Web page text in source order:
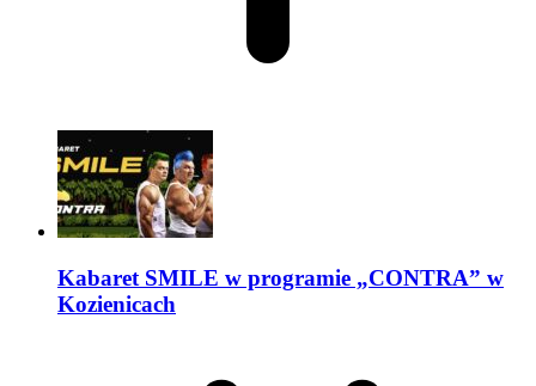
Kabaret SMILE w programie „CONTRA” w
Kozienicach